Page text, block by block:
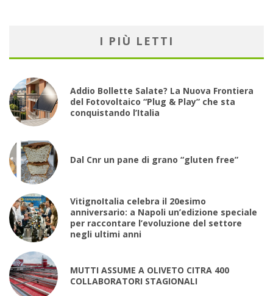
I PIÙ LETTI
Addio Bollette Salate? La Nuova Frontiera
del Fotovoltaico “Plug & Play” che sta
conquistando l’Italia
Dal Cnr un pane di grano “gluten free”
VitignoItalia celebra il 20esimo
anniversario: a Napoli un’edizione speciale
per raccontare l’evoluzione del settore
negli ultimi anni
MUTTI ASSUME A OLIVETO CITRA 400
COLLABORATORI STAGIONALI